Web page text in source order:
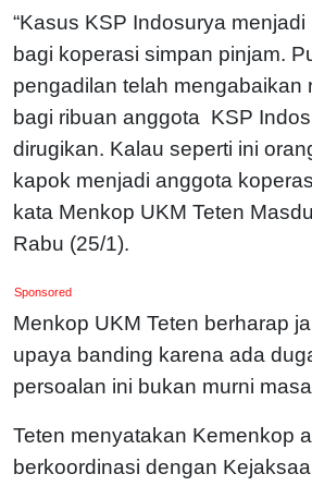
“Kasus KSP Indosurya
bagi koperasi simpan pinjam.
pengadilan telah mengabaikan
bagi ribuan anggota KSP
dirugikan. Kalau seperti ini
kapok menjadi anggota
kata Menkop UKM Teten
Rabu (25/1).
Sponsored
Menkop UKM Teten berharap
upaya banding karena ada
persoalan ini bukan murni
Teten menyatakan Kemenkop
berkoordinasi dengan